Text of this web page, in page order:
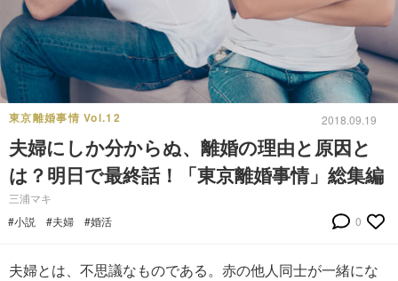
東京離婚事情 Vol.12 2018.09.19
夫婦にしか分からぬ、離婚の理由と原因と
は？明日で最終話！「東京離婚事情」総集編
三浦マキ
#小説
#夫婦 #婚活 0
夫婦とは、不思議なものである。赤の他人同士が一緒にな